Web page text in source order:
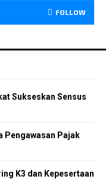
FOLLOW
Sukseskan Sensus
Pengawasan Pajak
K3 dan Kepesertaan